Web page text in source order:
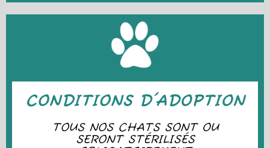
CONDITIONS D'ADOPTION
TOUS NOS CHATS SONT OU
SERONT STÉRILISÉS